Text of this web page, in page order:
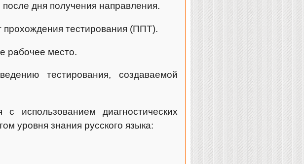
дня получения направления.
прохождения тестирования (ППТ).
рабочее место.
тестирования, создаваемой
использованием диагностических
уровня знания русского языка: